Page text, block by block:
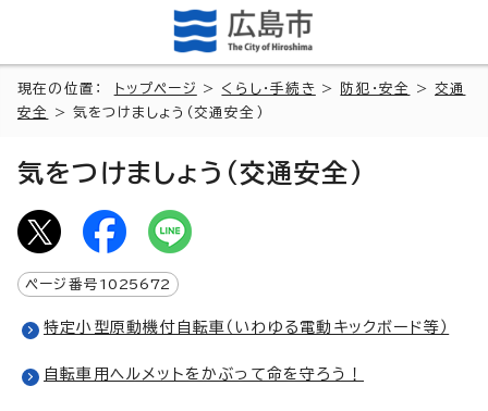
現在の位置： トップページ > くらし・手続き > 防犯・安全 >交通
安全
> 気をつけましょう（交通安全）
気をつけましょう（交通安全）
ページ番号 1025672
特定小型原動機付自転車（いわゆる電動キックボード等）
自転車用ヘルメットをかぶって命を守ろう！